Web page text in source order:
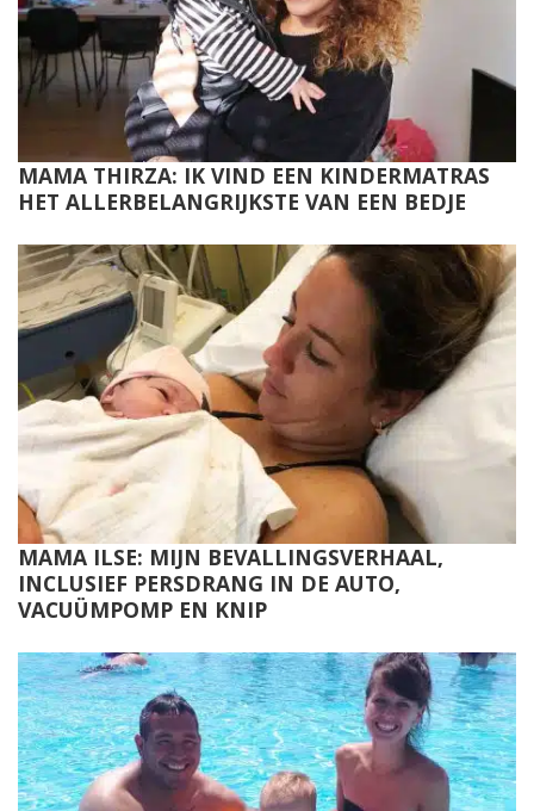
MAMA THIRZA: IK VIND EEN KINDERMATRAS
HET ALLERBELANGRIJKSTE VAN EEN BEDJE
MAMA ILSE: MIJN BEVALLINGSVERHAAL,
INCLUSIEF PERSDRANG IN DE AUTO,
VACUÜMPOMP EN KNIP